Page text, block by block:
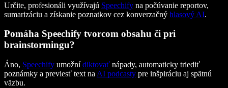
Určite, profesionáli využívajú Speechify na počúvanie reportov,
sumarizáciu a získanie poznatkov cez konverzačný hlasový AI.
Pomáha Speechify tvorcom obsahu či pri
brainstormingu?
Áno, Speechify umožnídiktovať nápady, automaticky triediť
poznámky a previesť text na AI podcasty pre inšpiráciu aj spätnú
väzbu.